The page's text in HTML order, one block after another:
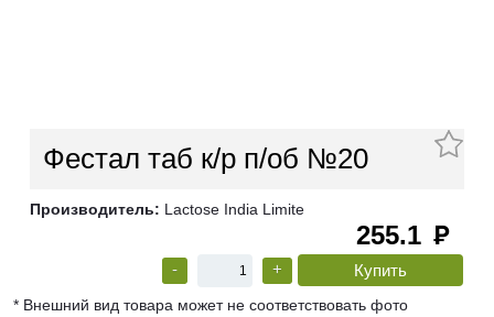
Фестал таб к/р п/об №20
Производитель: Lactose India Limite
255.1 руб
- +
* Внешний вид товара может не соответствовать фото